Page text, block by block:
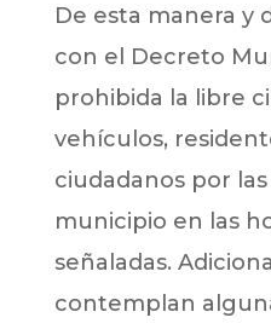
De esta manera y
con el Decreto
prohibida la libre
vehículos,
ciudadanos por
municipio en las
señaladas.
contemplan